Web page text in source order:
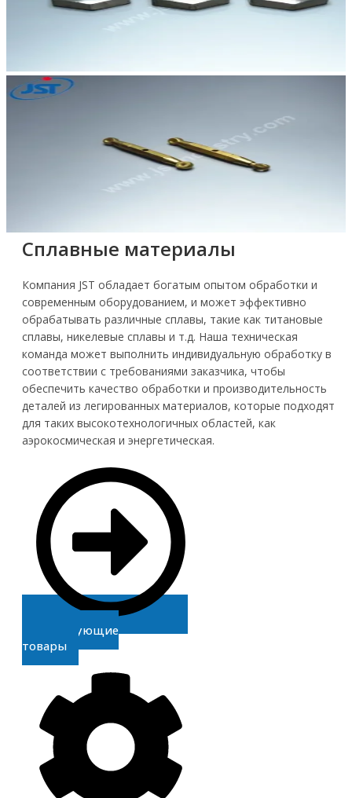
Сплавные материалы
Компания JST обладает богатым опытом обработки и
современным оборудованием, и может эффективно
обрабатывать различные сплавы, такие как титановые
сплавы, никелевые сплавы и т.д. Наша техническая
команда может выполнить индивидуальную обработку в
соответствии с требованиями заказчика, чтобы
обеспечить качество обработки и производительность
деталей из легированных материалов, которые подходят
для таких высокотехнологичных областей, как
аэрокосмическая и энергетическая.
Сопутствующие
товары